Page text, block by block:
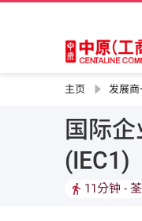
主页 发展商
国际
(IEC1)
11分钟 -